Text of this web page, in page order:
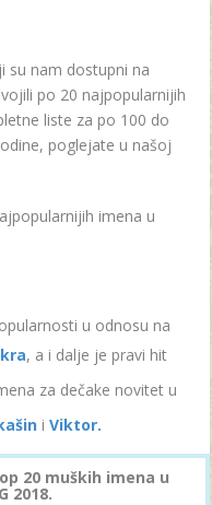
su nam dostupni na
po 20 najpopularnijih
liste za po 100 do
poglejate u našoj
imena u
u odnosu na
, a i dalje je pravi hit
za dečake novitet u
i Viktor.
20 muških imena u
2018.